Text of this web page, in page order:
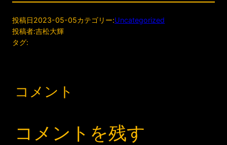
投稿日2023-05-05カテゴリー:Uncategorized
投稿者:吉松大輝
タグ:
コメント
コメントを残す